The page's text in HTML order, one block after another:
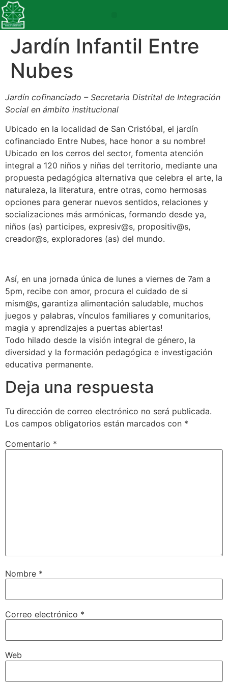
Jardín Infantil Entre
Nubes
Jardín cofinanciado – Secretaria Distrital de Integración
Social en ámbito institucional
Ubicado en la localidad de San Cristóbal, el jardín
cofinanciado Entre Nubes, hace honor a su nombre!
Ubicado en los cerros del sector, fomenta atención
integral a 120 niños y niñas del territorio, mediante una
propuesta pedagógica alternativa que celebra el arte, la
naturaleza, la literatura, entre otras, como hermosas
opciones para generar nuevos sentidos, relaciones y
socializaciones más armónicas, formando desde ya,
niños (as) participes, expresiv@s, propositiv@s,
creador@s, exploradores (as) del mundo.
Así, en una jornada única de lunes a viernes de 7am a
5pm, recibe con amor, procura el cuidado de si
mism@s, garantiza alimentación saludable, muchos
juegos y palabras, vínculos familiares y comunitarios,
magia y aprendizajes a puertas abiertas!
Todo hilado desde la visión integral de género, la
diversidad y la formación pedagógica e investigación
educativa permanente.
Deja una respuesta
Tu dirección de correo electrónico no será publicada.
Los campos obligatorios están marcados con *
Comentario *
Nombre *
Correo electrónico *
Web